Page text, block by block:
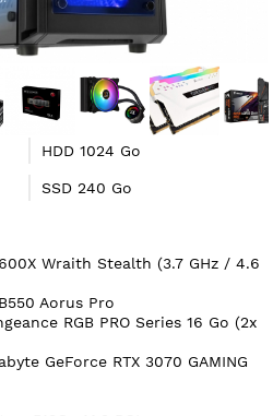
HDD 1024 Go
SSD 240 Go
Wraith Stealth (3.7 GHz / 4.6
Aorus Pro
RGB PRO Series 16 Go (2x
GeForce RTX 3070 GAMING